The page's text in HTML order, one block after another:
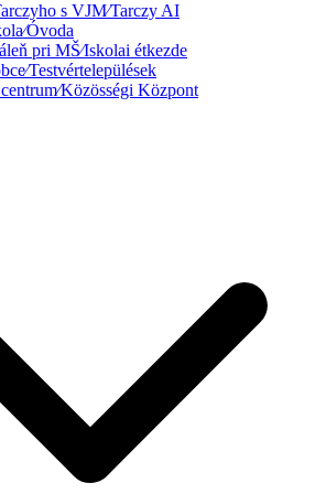
s VJM⁄Tarczy AI
pri MŠ⁄Iskolai étkezde
Központ